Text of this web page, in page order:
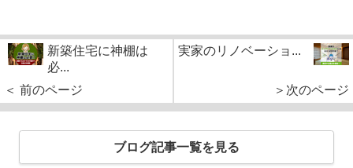
新築住宅に神棚は
必...
＜ 前のページ
実家のリノベーショ...
＞次のページ
ブログ記事一覧を見る